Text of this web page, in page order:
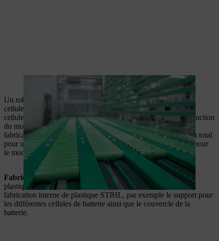
Le porte-cellule est équipé de plaques déflectrices.
Un robot pick and place remplit ici le porte-cellule préparé de
cellules de batterie. Deux roues de positionnement placent les
cellules de batterie dans le bon sens, que le robot prélève en fonction
du modèle d’assemblage correspondant. À cette étape de la
fabrication des batteries, 60 cellules de batterie sont utilisées au total
pour une batterie STIHL AR 2000 L et 90 cellules de batterie pour
le modèle STIHL AR 3000 L
Fabrication de plastique STIHL : de nombreuses pièces en
plastique des batteries sont fabriquées dans notre atelier de
fabrication interne de plastique STIHL, par exemple le support pour
les différentes cellules de batterie ainsi que le couvercle de la
batterie.